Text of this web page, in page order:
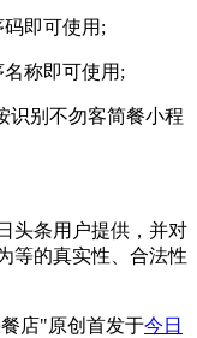
即可使用;
称即可使用;
识别不勿客简餐小程
头条用户提供，并对
等的真实性、合法性
店"原创首发于今日